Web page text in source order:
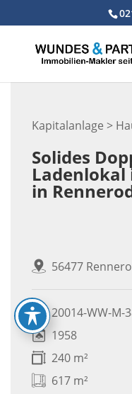
Kapitalanlage >
Solides
Ladenlokal
in
56477
20014-WW-M-
1958
240 m²
617 m²